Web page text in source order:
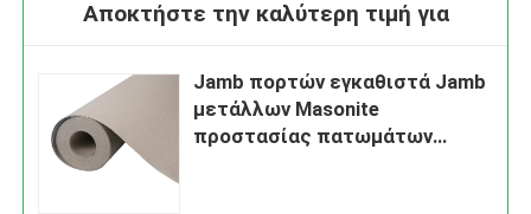
Αποκτήστε την καλύτερη τιμή για
Jamb πορτών εγκαθιστά Jamb
μετάλλων Masonite
προστασίας πατωμάτων